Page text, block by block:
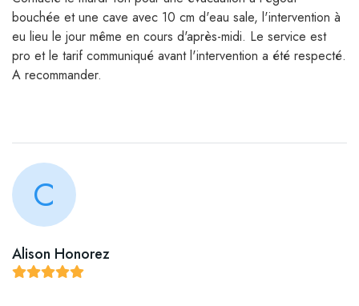
bouchée et une cave avec 10 cm d'eau sale, l'intervention à
eu lieu le jour même en cours d'après-midi. Le service est
pro et le tarif communiqué avant l'intervention a été respecté.
A recommander.
C
Alison Honorez